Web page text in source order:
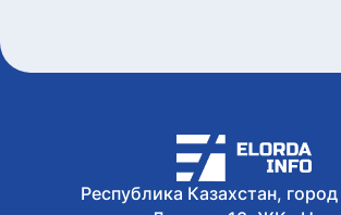
В Правительстве провели
совещание по ситуации на
автомобильных пунктах
госгранице
Республика Казахстан,